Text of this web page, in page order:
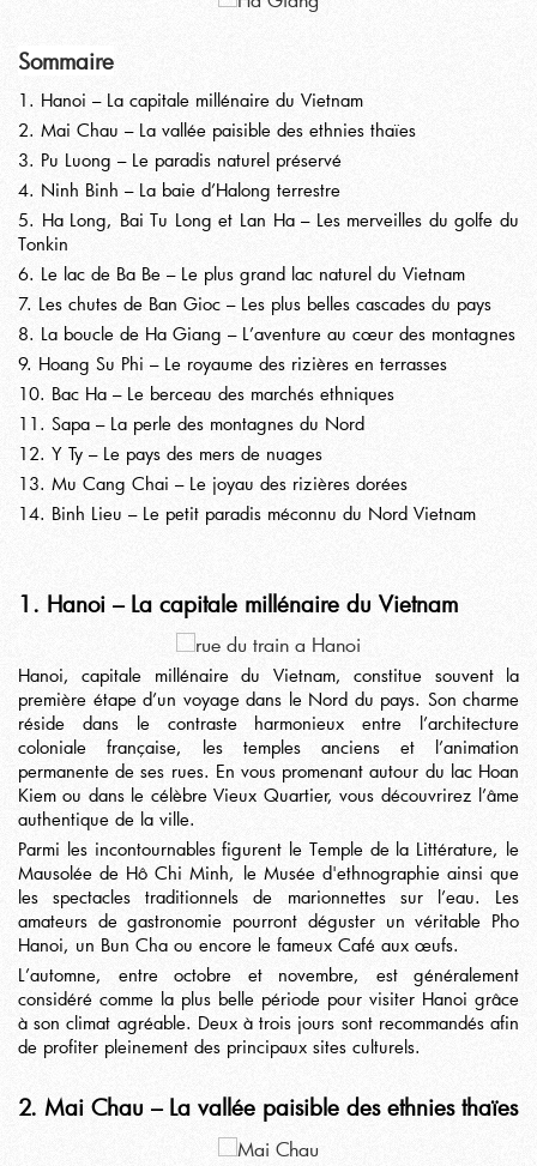
Sommaire
1. Hanoi – La capitale millénaire du Vietnam
2. Mai Chau – La vallée paisible des ethnies thaïes
3. Pu Luong – Le paradis naturel préservé
4. Ninh Binh – La baie d’Halong terrestre
5. Ha Long, Bai Tu Long et Lan Ha – Les merveilles du golfe du
Tonkin
6. Le lac de Ba Be – Le plus grand lac naturel du Vietnam
7. Les chutes de Ban Gioc – Les plus belles cascades du pays
8. La boucle de Ha Giang – L’aventure au cœur des montagnes
9. Hoang Su Phi – Le royaume des rizières en terrasses
10. Bac Ha – Le berceau des marchés ethniques
11. Sapa – La perle des montagnes du Nord
12. Y Ty – Le pays des mers de nuages
13. Mu Cang Chai – Le joyau des rizières dorées
14. Binh Lieu – Le petit paradis méconnu du Nord Vietnam
1. Hanoi – La capitale millénaire du Vietnam
Hanoi, capitale millénaire du Vietnam, constitue souvent la
première étape d’un voyage dans le Nord du pays. Son charme
réside dans le contraste harmonieux entre l’architecture
coloniale française, les temples anciens et l’animation
permanente de ses rues. En vous promenant autour du lac Hoan
Kiem ou dans le célèbre Vieux Quartier, vous découvrirez l’âme
authentique de la ville.
Parmi les incontournables figurent le Temple de la Littérature, le
Mausolée de Hô Chi Minh, le Musée d'ethnographie ainsi que
les spectacles traditionnels de marionnettes sur l’eau. Les
amateurs de gastronomie pourront déguster un véritable Pho
Hanoi, un Bun Cha ou encore le fameux Café aux œufs.
L’automne, entre octobre et novembre, est généralement
considéré comme la plus belle période pour visiter Hanoi grâce
à son climat agréable. Deux à trois jours sont recommandés afin
de profiter pleinement des principaux sites culturels.
2. Mai Chau – La vallée paisible des ethnies thaïes